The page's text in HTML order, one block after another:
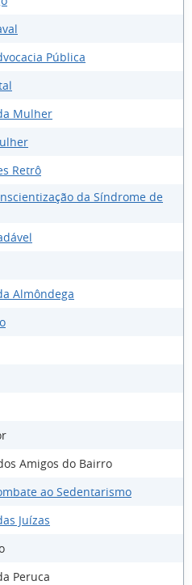
Pública
Mulher
Retrô
da Síndrome de
Almôndega
Amigos do Bairro
ao Sedentarismo
Juízas
Peruca